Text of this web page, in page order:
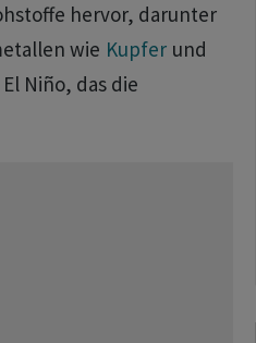
hervor, darunter
wie Kupfer und
Niño, das die